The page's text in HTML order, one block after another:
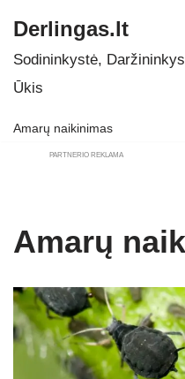
Skip
to
Derlingas.lt
Sodininkystė,
Ūkis
Amarų naikinimas
PARTNERIO REKLAMA
Amarų